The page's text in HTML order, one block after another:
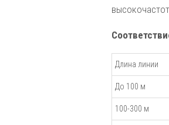
Длина линии
До 100 м
100-300 м